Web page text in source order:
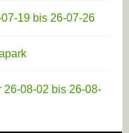
19 bis 26-07-26
08-02 bis 26-08-